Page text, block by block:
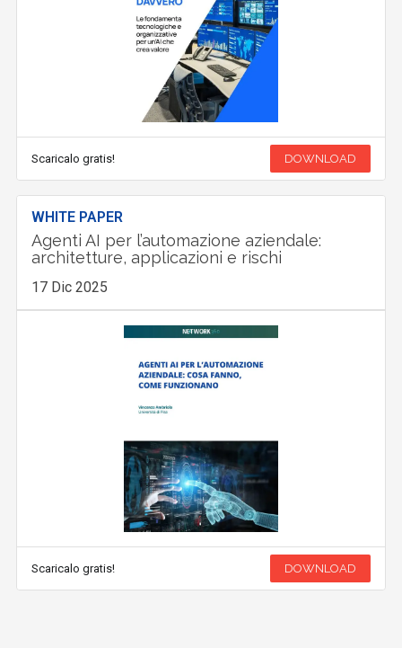
Scaricalo gratis! DOWNLOAD
WHITE PAPER
Agenti AI per l’automazione aziendale:
architetture, applicazioni e rischi
17 Dic 2025
Scaricalo gratis! DOWNLOAD